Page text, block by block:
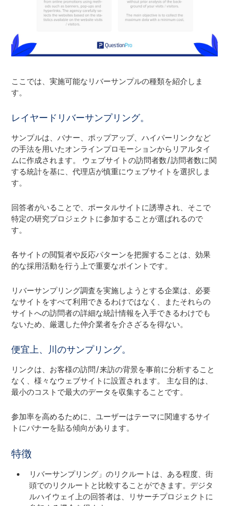
ここでは、実施可能なリバーサンプルの種類を紹介しま
す。
レイヤードリバーサンプリング。
サンプルは、バナー、ポップアップ、ハイパーリンクなど
の手法を用いたオンラインプロモーションからリアルタイ
ムに作成されます。 ウェブサイトの訪問者数/訪問者数に関
する統計を基に、代理店が慎重にウェブサイトを選択しま
す。
回答者がいることで、ポータルサイトに誘導され、そこで
特定の研究プロジェクトに参加することが選ばれるので
す。
各サイトの閲覧者や反応パターンを把握することは、効果
的な採用活動を行う上で重要なポイントです。
リバーサンプリング調査を実施しようとする企業は、必要
なサイトをすべて利用できるわけではなく、またそれらの
サイトへの訪問者の詳細な統計情報を入手できるわけでも
ないため、厳選した仲介業者を介さざるを得ない。
便宜上、川のサンプリング。
リンクは、お客様の訪問/来訪の背景を事前に分析すること
なく、様々なウェブサイトに設置されます。 主な目的は、
最小のコストで最大のデータを収集することです。
参加率を高めるために、ユーザーはテーマに関連するサイ
トにバナーを貼る傾向があります。
特徴
リバーサンプリング」のリクルートは、ある程度、街
頭でのリクルートと比較することができます。デジタ
ルハイウェイ上の回答者は、リサーチプロジェクトに